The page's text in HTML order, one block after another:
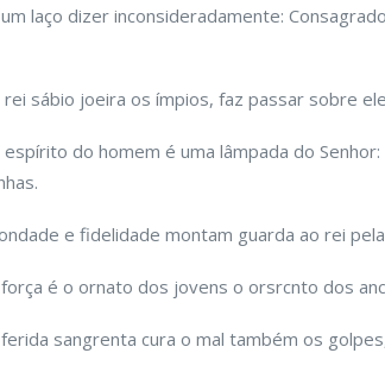
um laço dizer inconsideradamente:
rei sábio joeira os ímpios, faz passar sobre
espírito do homem é uma lâmpada do
e fidelidade montam guarda ao rei
força é o ornato dos jovens o orsrcnto dos
ferida sangrenta cura o mal também os